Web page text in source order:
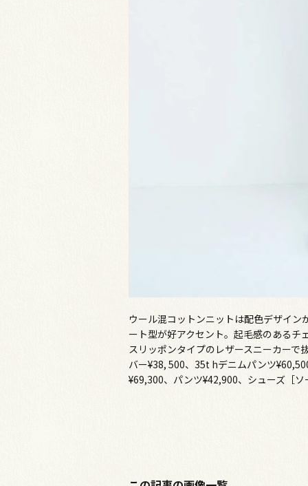
ウール混コットンニットは配色デザイ
ート型が好アクセント。起毛感のある
スリッポンタイプのレザースニーカー
バー¥38, 500、35t hデニムパンツ
¥69,300、パンツ¥42,900、シューズ［